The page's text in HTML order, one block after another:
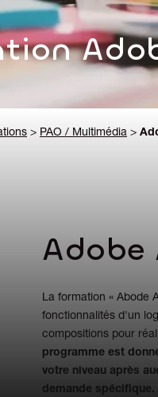
> PAO / Multimédia >
La formation « Abode
fonctionnalités d'un
compositions pour
programme est
votre niveau après
demande spécifique.